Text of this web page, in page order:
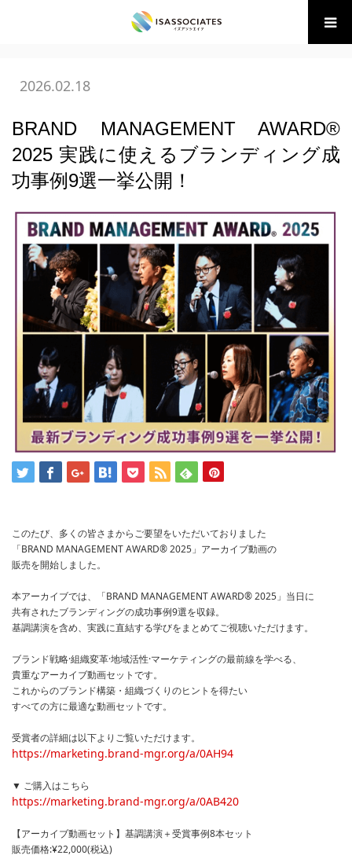
(財)BM協会 講座・イベント
07 ブランディ
2026.02.18
BRAND MANAGEMENT AWARD®
2025 実践に使えるブランディング成
功事例9選一挙公開！
このたび、多くの皆さまからご要望をいただいておりました
「BRAND MANAGEMENT AWARD® 2025」アーカイブ動画の
販売を開始しました。
本アーカイブでは、「BRAND MANAGEMENT AWARD® 2025」当日に
共有されたブランディングの成功事例9選を収録。
基調講演を含め、実践に直結する学びをまとめてご視聴いただけます。
ブランド戦略·組織変革·地域活性·マーケティングの最前線を学べる、
貴重なアーカイブ動画セットです。
これからのブランド構築・組織づくりのヒントを得たい
すべての方に最適な動画セットです。
受賞者の詳細は以下よりご覧いただけます。
https://marketing.brand-mgr.org/a/0AH94
▼ ご購入はこちら
https://marketing.brand-mgr.org/a/0AB420
【アーカイブ動画セット】基調講演＋受賞事例8本セット
販売価格:¥22,000(税込)